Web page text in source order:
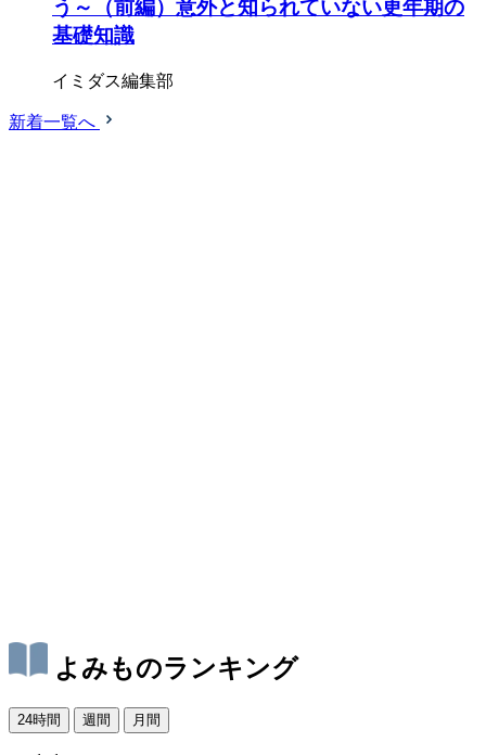
う～（前編）意外と知られていない更年期の
基礎知識
イミダス編集部
新着一覧へ
よみものランキング
24時間 週間 月間